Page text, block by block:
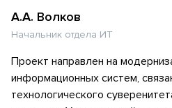
А.А. Волков
Начальник отдела ИТ
Проект направлен на
информационных систем,
технологического